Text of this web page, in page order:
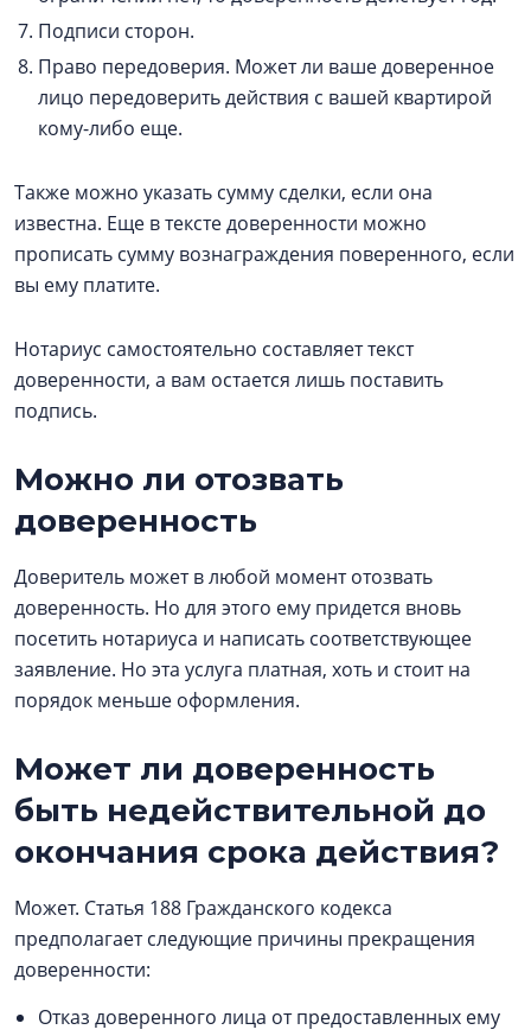
Подписи сторон.
Право передоверия. Может ли ваше доверенное
лицо передоверить действия с вашей квартирой
кому-либо еще.
Также можно указать сумму сделки, если она
известна. Еще в тексте доверенности можно
прописать сумму вознаграждения поверенного, если
вы ему платите.
Нотариус самостоятельно составляет текст
доверенности, а вам остается лишь поставить
подпись.
Можно ли отозвать
доверенность
Доверитель может в любой момент отозвать
доверенность. Но для этого ему придется вновь
посетить нотариуса и написать соответствующее
заявление. Но эта услуга платная, хоть и стоит на
порядок меньше оформления.
Может ли доверенность
быть недействительной до
окончания срока действия?
Может. Статья 188 Гражданского кодекса
предполагает следующие причины прекращения
доверенности:
Отказ доверенного лица от предоставленных ему